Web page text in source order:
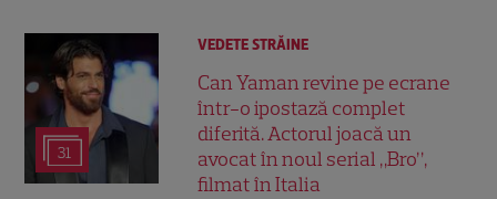
31
VEDETE STRĂINE
Can Yaman revine pe ecrane
într-o ipostază complet
diferită. Actorul joacă un
avocat în noul serial „Bro”,
filmat în Italia